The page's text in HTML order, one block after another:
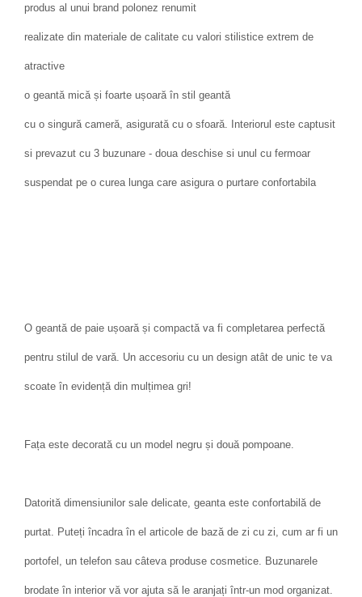
produs al unui brand polonez renumit
realizate din materiale de calitate cu valori stilistice extrem de
atractive
o geantă mică și foarte ușoară în stil geantă
cu o singură cameră, asigurată cu o sfoară. Interiorul este captusit
si prevazut cu 3 buzunare - doua deschise si unul cu fermoar
suspendat pe o curea lunga care asigura o purtare confortabila
O geantă de paie ușoară și compactă va fi completarea perfectă
pentru stilul de vară. Un accesoriu cu un design atât de unic te va
scoate în evidență din mulțimea gri!
Fața este decorată cu un model negru și două pompoane.
Datorită dimensiunilor sale delicate, geanta este confortabilă de
purtat. Puteți încadra în el articole de bază de zi cu zi, cum ar fi un
portofel, un telefon sau câteva produse cosmetice. Buzunarele
brodate în interior vă vor ajuta să le aranjați într-un mod organizat.